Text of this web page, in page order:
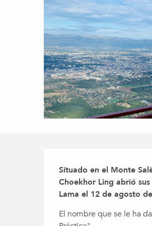
Situado en el Monte
Choekhor Ling abrió
Lama el 12 de agosto
El nombre que se le ha